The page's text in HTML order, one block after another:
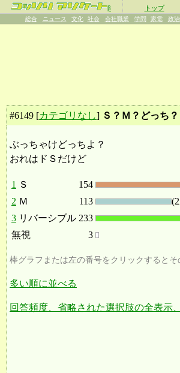
β トップ
総合 ニュース 文化 社会 会社職業 学問 家電 政
#6149 [カテゴリなし] Ｓ？Ｍ？どっち？
ぶっちゃけどっちよ？
おれはドＳだけど
1 Ｓ 154
2 Ｍ 113
3 リバーシブル 233
無視
3
棒グラフまたは左の番号をクリックすると
多い順に並べる
回答頻度、省略された選択肢の全表示